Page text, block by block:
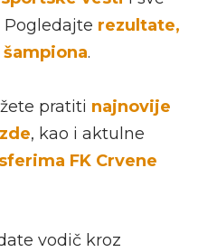
Pogledajte rezultate,
.
pratiti najnovije
, kao i aktulne
FK Crvene
vodič kroz